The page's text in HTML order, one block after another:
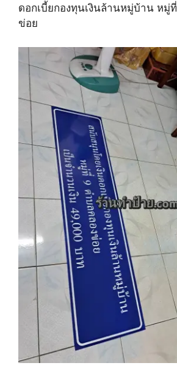
ดอกเบี้ยกองทุนเงินล้านหมู่บ้าน หมู่
ข่อย